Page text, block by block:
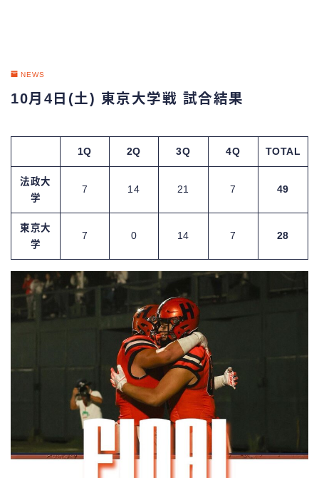
NEWS
10月4日(土) 東京大学戦 試合結果
1Q 2Q 3Q 4Q TOTAL
法政大
学
7 14 21 7 49
東京大
学
7 0 14 7 28